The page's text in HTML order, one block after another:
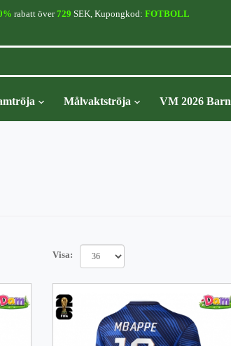
rabatt över729 SEK, Kupongkod: FOTBOLL
Målvaktströja VM 2026 Barn
Visa: